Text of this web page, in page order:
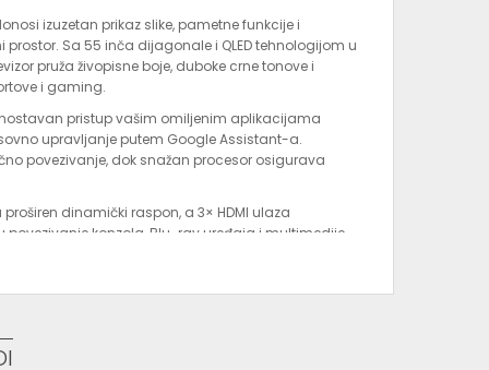
izuzetan prikaz slike, pametne funkcije i
Sa 55 inča dijagonale i QLED tehnologijom u
pruža živopisne boje, duboke crne tonove i
i gaming.
pristup vašim omiljenim aplikacijama
upravljanje putem Google Assistant-a.
povezivanje, dok snažan procesor osigurava
dinamički raspon, a 3× HDMI ulaza
povezivanje konzola, Blu-ray uređaja i multimedije.
montaže na zid (VESA standard)